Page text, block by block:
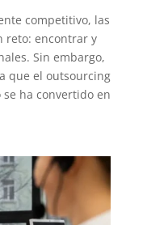
competitivo, las
reto: encontrar y
Sin embargo,
que el outsourcing
ha convertido en